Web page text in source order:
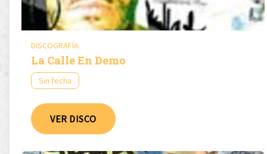
DISCOGRAFÍA
La Calle En Demo
Sin fecha
VER DISCO